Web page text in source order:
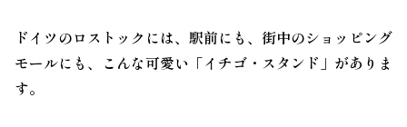
ドイツのロストックには、駅前にも、街中のショッピング
モールにも、こんな可愛い「イチゴ・スタンド」がありま
す。